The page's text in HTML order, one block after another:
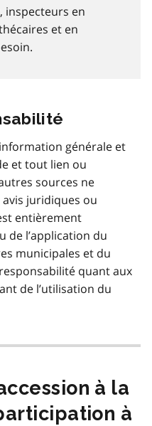
inspecteurs en
et en
générale et
et tout lien ou
sources ne
juridiques ou
entièrement
de l’application du
municipales et du
quant aux
de l’utilisation du
à la
à